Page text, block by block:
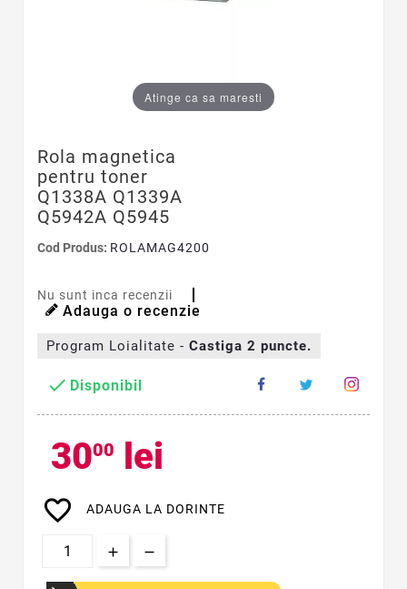
Atinge ca sa maresti
Rola magnetica
pentru toner
Q1338A Q1339A
Q5942A Q5945
Cod Produs: ROLAMAG4200
Nu sunt inca recenzii
Adauga o recenzie
Program Loialitate - Castiga 2 puncte.
 Disponibil
3000 lei
favorite_border ADAUGA LA DORINTE